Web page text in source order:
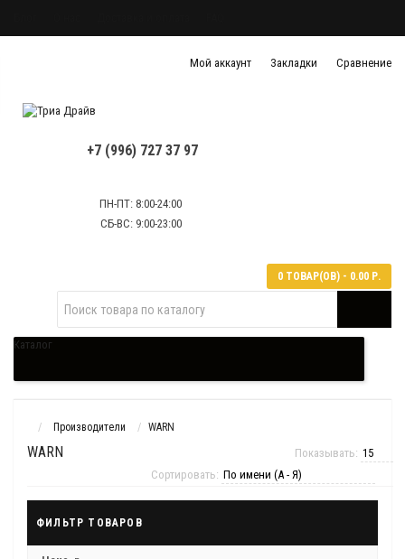
Мой аккаунт Закладки Сравнение
+7 (996) 727 37 97
ПН-ПТ: 8:00-24:00
СБ-ВС: 9:00-23:00
0 ТОВАР(ОВ) - 0.00 Р.
Каталог
Производители WARN
WARN
Показывать:
Сортировать:
ФИЛЬТР ТОВАРОВ